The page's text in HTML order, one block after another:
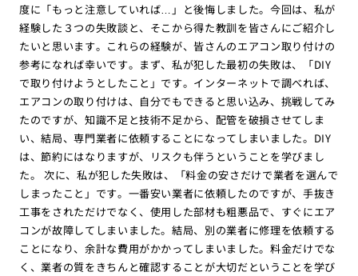
度に「もっと注意していれば…」と後悔しました。今回は、私が
経験した３つの失敗談と、そこから得た教訓を皆さんにご紹介し
たいと思います。これらの経験が、皆さんのエアコン取り付けの
参考になれば幸いです。まず、私が犯した最初の失敗は、「DIY
で取り付けようとしたこと」です。インターネットで調べれば、
エアコンの取り付けは、自分でもできると思い込み、挑戦してみ
たのですが、知識不足と技術不足から、配管を破損させてしま
い、結局、専門業者に依頼することになってしまいました。DIY
は、節約にはなりますが、リスクも伴うということを学びまし
た。 次に、私が犯した失敗は、「料金の安さだけで業者を選んで
しまったこと」です。一番安い業者に依頼したのですが、手抜き
工事をされただけでなく、使用した部材も粗悪品で、すぐにエア
コンが故障してしまいました。結局、別の業者に修理を依頼する
ことになり、余計な費用がかかってしまいました。料金だけでな
く、業者の質をきちんと確認することが大切だということを学び